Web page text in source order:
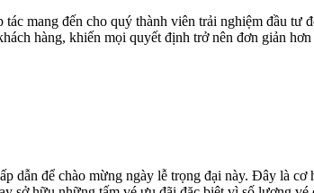
mang đến cho quý thành viên trải nghiệm đầu tư
hàng, khiến mọi quyết định trở nên đơn giản hơn
dẫn để chào mừng ngày lễ trọng đại này. Đây là cơ